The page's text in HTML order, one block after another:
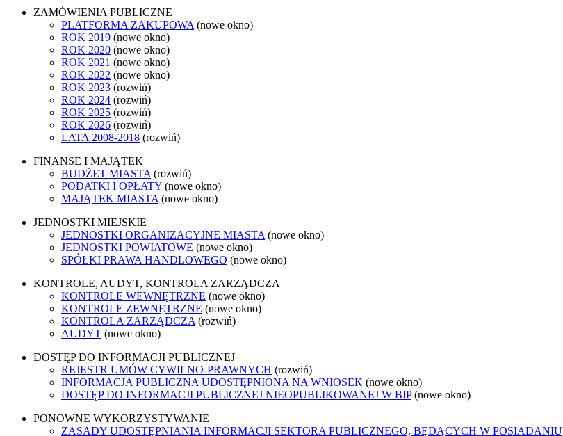
ZAMÓWIENIA PUBLICZNE
PLATFORMA ZAKUPOWA (nowe okno)
ROK 2019 (nowe okno)
ROK 2020 (nowe okno)
ROK 2021 (nowe okno)
ROK 2022 (nowe okno)
ROK 2023 (rozwiń)
ROK 2024 (rozwiń)
ROK 2025 (rozwiń)
ROK 2026 (rozwiń)
LATA 2008-2018 (rozwiń)
FINANSE I MAJĄTEK
BUDŻET MIASTA (rozwiń)
PODATKI I OPŁATY (nowe okno)
MAJĄTEK MIASTA (nowe okno)
JEDNOSTKI MIEJSKIE
JEDNOSTKI ORGANIZACYJNE MIASTA (nowe okno)
JEDNOSTKI POWIATOWE (nowe okno)
SPÓŁKI PRAWA HANDLOWEGO (nowe okno)
KONTROLE, AUDYT, KONTROLA ZARZĄDCZA
KONTROLE WEWNĘTRZNE (nowe okno)
KONTROLE ZEWNĘTRZNE (nowe okno)
KONTROLA ZARZĄDCZA (rozwiń)
AUDYT (nowe okno)
DOSTĘP DO INFORMACJI PUBLICZNEJ
REJESTR UMÓW CYWILNO-PRAWNYCH (rozwiń)
INFORMACJA PUBLICZNA UDOSTĘPNIONA NA WNIOSEK (nowe okno)
DOSTĘP DO INFORMACJI PUBLICZNEJ NIEOPUBLIKOWANEJ W BIP (nowe okno)
PONOWNE WYKORZYSTYWANIE
ZASADY UDOSTĘPNIANIA INFORMACJI SEKTORA PUBLICZNEGO, BĘDĄCYCH W POSIADANIU